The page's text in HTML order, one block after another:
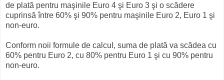
de plată pentru maşinile Euro 4 şi Euro 3 şi o scădere
cuprinsă între 60% şi 90% pentru maşinile Euro 2, Euro 1 şi
non-euro.
Conform noii formule de calcul, suma de plată va scădea cu
60% pentru Euro 2, cu 80% pentru Euro 1 şi cu 90% pentru
non-euro.